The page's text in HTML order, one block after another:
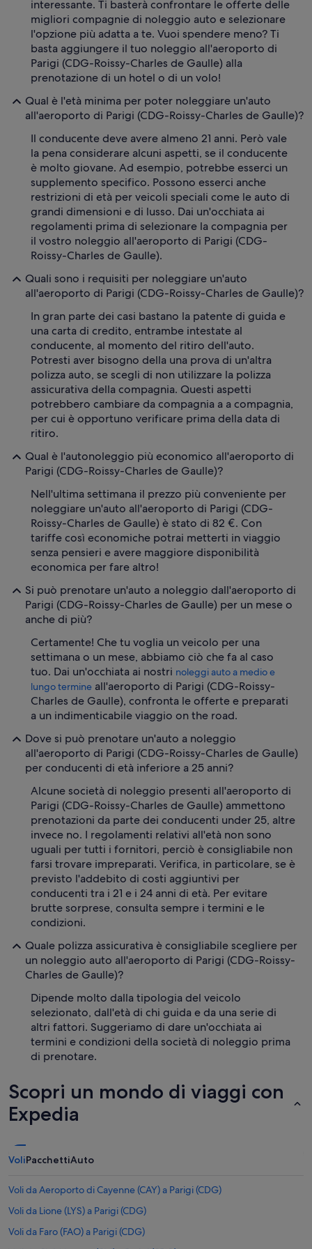
interessante. Ti basterà confrontare le offerte delle
migliori compagnie di noleggio auto e selezionare
l'opzione più adatta a te. Vuoi spendere meno? Ti
basta aggiungere il tuo noleggio all'aeroporto di
Parigi (CDG-Roissy-Charles de Gaulle) alla
prenotazione di un hotel o di un volo!
Qual è l'età minima per poter noleggiare un'auto
all'aeroporto di Parigi (CDG-Roissy-Charles de Gaulle)?
Il conducente deve avere almeno 21 anni. Però vale
la pena considerare alcuni aspetti, se il conducente
è molto giovane. Ad esempio, potrebbe esserci un
supplemento specifico. Possono esserci anche
restrizioni di età per veicoli speciali come le auto di
grandi dimensioni e di lusso. Dai un'occhiata ai
regolamenti prima di selezionare la compagnia per
il vostro noleggio all'aeroporto di Parigi (CDG-
Roissy-Charles de Gaulle).
Quali sono i requisiti per noleggiare un'auto
all'aeroporto di Parigi (CDG-Roissy-Charles de Gaulle)?
In gran parte dei casi bastano la patente di guida e
una carta di credito, entrambe intestate al
conducente, al momento del ritiro dell'auto.
Potresti aver bisogno della una prova di un'altra
polizza auto, se scegli di non utilizzare la polizza
assicurativa della compagnia. Questi aspetti
potrebbero cambiare da compagnia a a compagnia,
per cui è opportuno verificare prima della data di
ritiro.
Qual è l'autonoleggio più economico all'aeroporto di
Parigi (CDG-Roissy-Charles de Gaulle)?
Nell'ultima settimana il prezzo più conveniente per
noleggiare un'auto all'aeroporto di Parigi (CDG-
Roissy-Charles de Gaulle) è stato di 82 €. Con
tariffe così economiche potrai metterti in viaggio
senza pensieri e avere maggiore disponibilità
economica per fare altro!
Si può prenotare un'auto a noleggio dall'aeroporto di
Parigi (CDG-Roissy-Charles de Gaulle) per un mese o
anche di più?
Certamente! Che tu voglia un veicolo per una
settimana o un mese, abbiamo ciò che fa al caso
tuo. Dai un'occhiata ai nostri noleggi auto a medio e
lungo termine all'aeroporto di Parigi (CDG-Roissy-
Charles de Gaulle), confronta le offerte e preparati
a un indimenticabile viaggio on the road.
Dove si può prenotare un'auto a noleggio
all'aeroporto di Parigi (CDG-Roissy-Charles de Gaulle)
per conducenti di età inferiore a 25 anni?
Alcune società di noleggio presenti all'aeroporto di
Parigi (CDG-Roissy-Charles de Gaulle) ammettono
prenotazioni da parte dei conducenti under 25, altre
invece no. I regolamenti relativi all'età non sono
uguali per tutti i fornitori, perciò è consigliabile non
farsi trovare impreparati. Verifica, in particolare, se è
previsto l'addebito di costi aggiuntivi per
conducenti tra i 21 e i 24 anni di età. Per evitare
brutte sorprese, consulta sempre i termini e le
condizioni.
Quale polizza assicurativa è consigliabile scegliere per
un noleggio auto all'aeroporto di Parigi (CDG-Roissy-
Charles de Gaulle)?
Dipende molto dalla tipologia del veicolo
selezionato, dall'età di chi guida e da una serie di
altri fattori. Suggeriamo di dare un'occhiata ai
termini e condizioni della società di noleggio prima
di prenotare.
Scopri un mondo di viaggi con
Expedia
VoliPacchettiAuto
Voli da Aeroporto di Cayenne (CAY) a Parigi (CDG)
Voli da Lione (LYS) a Parigi (CDG)
Voli da Faro (FAO) a Parigi (CDG)